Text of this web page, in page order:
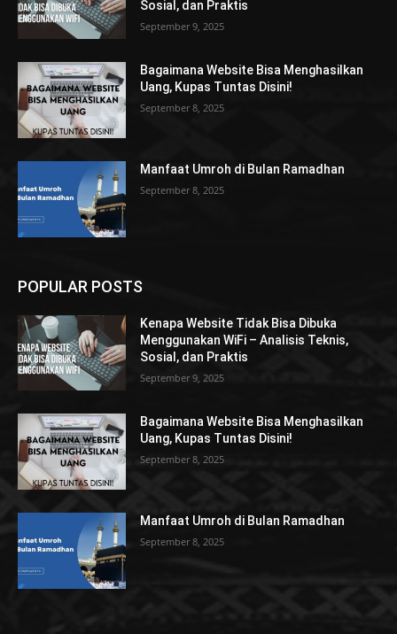
Sosial, dan Praktis
September 9, 2025
Bagaimana Website Bisa Menghasilkan
Uang, Kupas Tuntas Disini!
September 8, 2025
Manfaat Umroh di Bulan Ramadhan
September 8, 2025
POPULAR POSTS
Kenapa Website Tidak Bisa Dibuka
Menggunakan WiFi – Analisis Teknis,
Sosial, dan Praktis
September 9, 2025
Bagaimana Website Bisa Menghasilkan
Uang, Kupas Tuntas Disini!
September 8, 2025
Manfaat Umroh di Bulan Ramadhan
September 8, 2025